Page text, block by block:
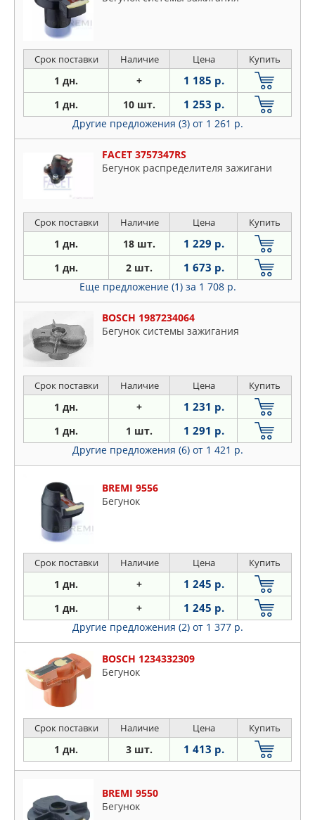
Срок поставки Наличие Цена Купить
1 дн. + 1 185 р.
1 дн. 10 шт. 1 253 р.
Другие предложения (3) от 1 261 р.
FACET 3757347RS
Бегунок распределителя зажигани
Срок поставки Наличие Цена Купить
1 дн. 18 шт. 1 229 р.
1 дн. 2 шт. 1 673 р.
Еще предложение (1) за 1 708 р.
BOSCH 1987234064
Бегунок системы зажигания
Срок поставки Наличие Цена Купить
1 дн. + 1 231 р.
1 дн. 1 шт. 1 291 р.
Другие предложения (6) от 1 421 р.
BREMI 9556
Бегунок
Срок поставки Наличие Цена Купить
1 дн. + 1 245 р.
1 дн. + 1 245 р.
Другие предложения (2) от 1 377 р.
BOSCH 1234332309
Бегунок
Срок поставки Наличие Цена Купить
1 дн. 3 шт. 1 413 р.
BREMI 9550
Бегунок